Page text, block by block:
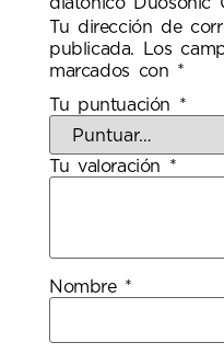
Tu dirección de
publicada.
Los
marcados con *
Tu puntuación *
Tu valoración *
Nombre *